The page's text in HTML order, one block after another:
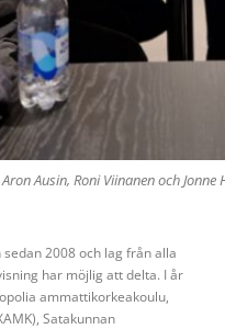
Ausin, Roni Viinanen och Jonne
2008 och lag från alla
har möjlig att delta. I år
ammattikorkeakoulu,
Satakunnan